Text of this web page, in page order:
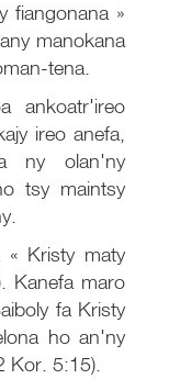
fiangonana »
manokana
tena.
ankoatr'ireo
ireo anefa,
ny olan'ny
tsy maintsy
« Kristy maty
Kanefa maro
fa Kristy
ho an'ny
Kor. 5:15).